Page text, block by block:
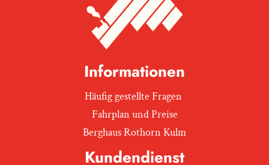
Informationen
Häufig gestellte Fragen
Fahrplan und Preise
Berghaus Rothorn Kulm
Kundendienst